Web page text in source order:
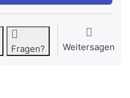
Fragen? Weitersagen